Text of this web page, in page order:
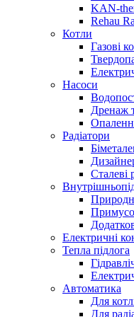
KAN-
Rehau
Котли
Газові
Насоси
Дренаж
Радіатори
Сталеві
Електричні
Тепла підлога
Автоматика
Для
Для